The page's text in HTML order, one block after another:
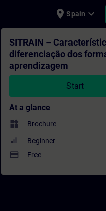
place Spain expand_more
-
SITRAIN –
diferenciação dos
aprendizagem
Start
At a glance
widgets Brochure
Beginner
payment Free